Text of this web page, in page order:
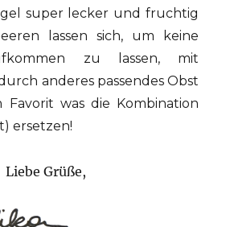
super lecker und fruchtig
lassen sich, um keine
zu lassen, mit
anderes passendes Obst
Favorit was die Kombination
ersetzen!
Liebe Grüße,